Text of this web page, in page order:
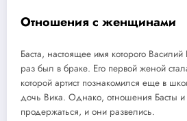
Отношения с женщинами
Баста, настоящее имя которого
раз был в браке. Его первой женой
которой артист познакомился еще в
дочь Вика. Однако, отношения Басты и
продержаться, и они развелись.